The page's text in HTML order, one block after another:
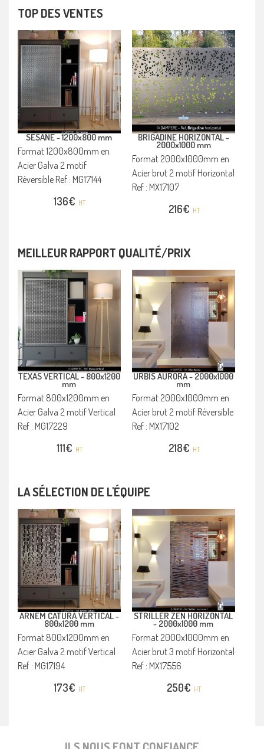
TOP DES VENTES
SESANE -1200x800 mm
Format 1200x800mm en
Acier Galva 2 motif
Réversible Ref : MG17144
136€ HT
BRIGADINE HORIZONTAL -
2000x1000 mm
Format 2000x1000mm en
Acier brut 2 motif Horizontal
Ref : MX17107
216€ HT
MEILLEUR RAPPORT QUALITÉ/PRIX
TEXAS VERTICAL - 800x1200
mm
Format 800x1200mm en
Acier Galva 2 motif Vertical
Ref : MG17229
111€ HT
URBIS AURORA - 2000x1000
mm
Format 2000x1000mm en
Acier brut 2 motif Réversible
Ref : MX17102
218€ HT
LA SÉLECTION DE L'ÉQUIPE
ARNEM CATURA VERTICAL -
800x1200 mm
Format 800x1200mm en
Acier Galva 2 motif Vertical
Ref : MG17194
173€ HT
STRILLER ZEN HORIZONTAL
- 2000x1000 mm
Format 2000x1000mm en
Acier brut 3 motif Horizontal
Ref : MX17556
250€ HT